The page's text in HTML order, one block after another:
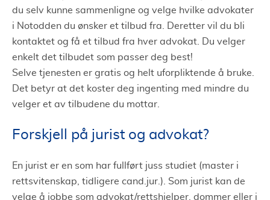
du selv kunne sammenligne og velge hvilke advokater
i Notodden du ønsker et tilbud fra. Deretter vil du bli
kontaktet og få et tilbud fra hver advokat. Du velger
enkelt det tilbudet som passer deg best!
Selve tjenesten er gratis og helt uforpliktende å bruke.
Det betyr at det koster deg ingenting med mindre du
velger et av tilbudene du mottar.
Forskjell på jurist og advokat?
En jurist er en som har fullført juss studiet (master i
rettsvitenskap, tidligere cand.jur.). Som jurist kan de
velge å jobbe som advokat/rettshjelper, dommer eller i